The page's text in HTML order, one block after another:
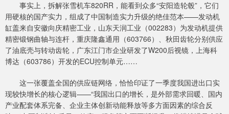
事实上，拆解张雪机车820RR，能看到众多“安阳造轮毂”，它们
用硬核的国产实力，组成了中国制造实力升级的绝佳范本——发动机
缸盖来自安徽向庆精密工业，山东天润工业（002283）为发动机提供
精密锻钢曲轴与连杆，重庆隆鑫通用（603766）、秋田齿轮分别供应
了油底壳与转动齿轮，广东江门市企业研发了W200后视镜，上海科
博达（603786）开发的ECU控制单元……
这一张覆盖全国的供应链网络，恰恰印证了一季度我国进出口实
现较快增长的核心逻辑——“我国出口的增长，是外部需求回暖、国内
产业配套体系完备、企业主体创新动能释放等多方面因素的综合反